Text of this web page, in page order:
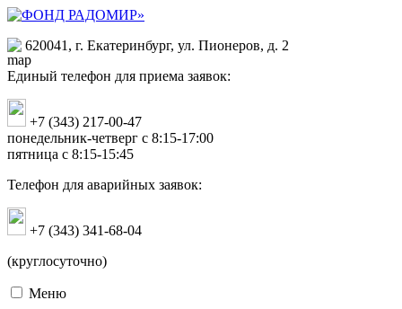
620041, г. Екатеринбург, ул. Пионеров, д. 2
Единый телефон для приема заявок:
+7 (343) 217-00-47
понедельник-четверг с 8:15-17:00
пятница с 8:15-15:45
Телефон для аварийных заявок:
+7 (343) 341-68-04
(круглосуточно)
Меню